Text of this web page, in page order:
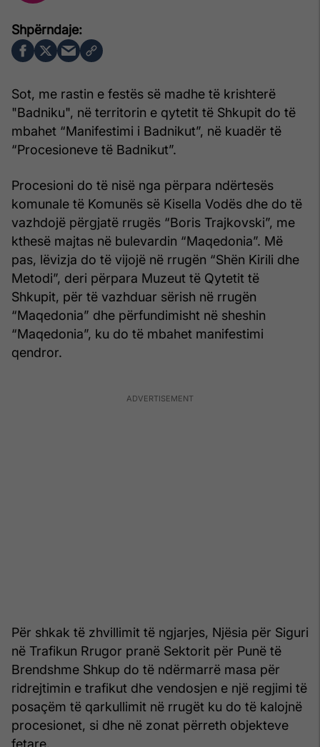
Sot, me rastin e festës së madhe të krishterë
"Badniku", në territorin e qytetit të Shkupit do të
mbahet “Manifestimi i Badnikut”, në kuadër të
“Procesioneve të Badnikut”.
Procesioni do të nisë nga përpara ndërtesës
komunale të Komunës së Kisella Vodës dhe do të
vazhdojë përgjatë rrugës “Boris Trajkovski”, me
kthesë majtas në bulevardin “Maqedonia”. Më
pas, lëvizja do të vijojë në rrugën “Shën Kirili dhe
Metodi”, deri përpara Muzeut të Qytetit të
Shkupit, për të vazhduar sërish në rrugën
“Maqedonia” dhe përfundimisht në sheshin
“Maqedonia”, ku do të mbahet manifestimi
qendror.
Për shkak të zhvillimit të ngjarjes, Njësia për Siguri
në Trafikun Rrugor pranë Sektorit për Punë të
Brendshme Shkup do të ndërmarrë masa për
ridrejtimin e trafikut dhe vendosjen e një regjimi të
posaçëm të qarkullimit në rrugët ku do të kalojnë
procesionet, si dhe në zonat përreth objekteve
fetare.